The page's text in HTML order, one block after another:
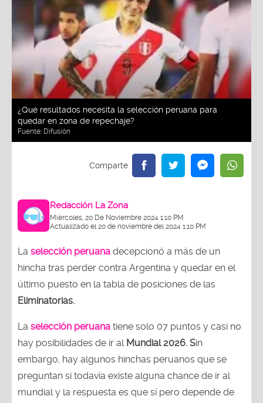
¿Qué resultados necesita la selección peruana para
quedar en zona de repechaje?
Fuente:Difusión
Miércoles, 20 De Noviembre 2024 1:10 PM
Actualizado el 20 de noviembre del 2024 1:10 PM
hincha tras perder contra Argentina y quedar en el
último puesto en la tabla de posiciones de las
Eliminatorias.
hay posibilidades de ir al Mundial 2026. Sin
embargo, hay algunos hinchas peruanos que se
preguntan si todavía existe alguna chance de ir al
mundial y la respuesta es que sí pero depende de
varios resultados.